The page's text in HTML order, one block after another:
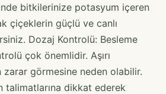
bitkilerinize potasyum içeren
çiçeklerin güçlü ve canlı
Dozaj Kontrolü: Besleme
çok önemlidir. Aşırı
görmesine neden olabilir.
talimatlarına dikkat ederek